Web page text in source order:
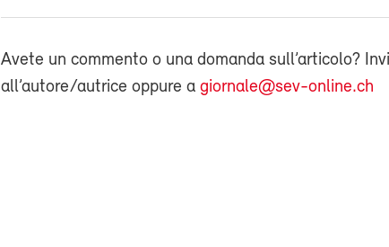
Avete un commento o una domanda sull’articolo?
all’autore/autrice oppure a giornale@sev-online.ch